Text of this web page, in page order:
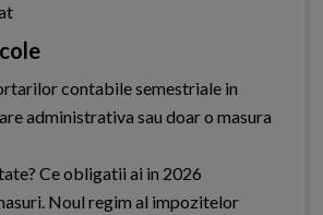
contabile semestriale in
administrativa sau doar o masura
Ce obligatii ai in 2026
Noul regim al impozitelor